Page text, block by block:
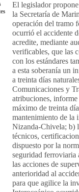
El legislador
la Secretaría de
operación del tramo
ocurrió el accidente
acredite, mediante
verificables, que las
con los estándares
a esta soberanía un
a treinta días
Comunicaciones y
atribuciones, informe
máximo de treinta
mantenimiento de la
Nizanda-Chivela; b)
técnicos,
dispuesto por la
seguridad ferroviaria
las acciones de
anterioridad al
para que agilice la